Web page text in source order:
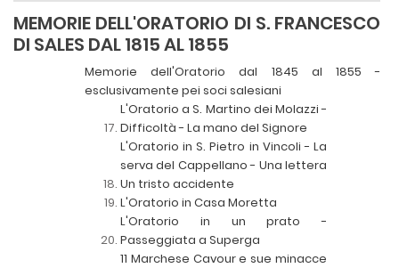
MEMORIE DELL'ORATORIO DI S. FRANCESCO
DI SALES DAL 1815 AL 1855
Memorie dell'Oratorio dal 1845 al 1855 -
esclusivamente pei soci salesiani
L'Oratorio a S. Martino dei Molazzi -
Difficoltà - La mano del Signore
L'Oratorio in S. Pietro in Vincoli - La
serva del Cappellano - Una lettera
Un tristo accidente
L'Oratorio in Casa Moretta
L'Oratorio in un prato -
Passeggiata a Superga
11 Marchese Cavour e sue minacce